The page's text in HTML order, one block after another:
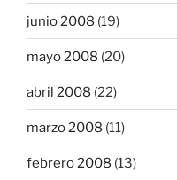
junio 2008 (19)
mayo 2008 (20)
abril 2008 (22)
marzo 2008 (11)
febrero 2008 (13)